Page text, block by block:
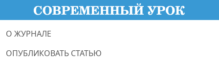
О ЖУРНАЛЕ
ОПУБЛИКОВАТЬ СТАТЬЮ